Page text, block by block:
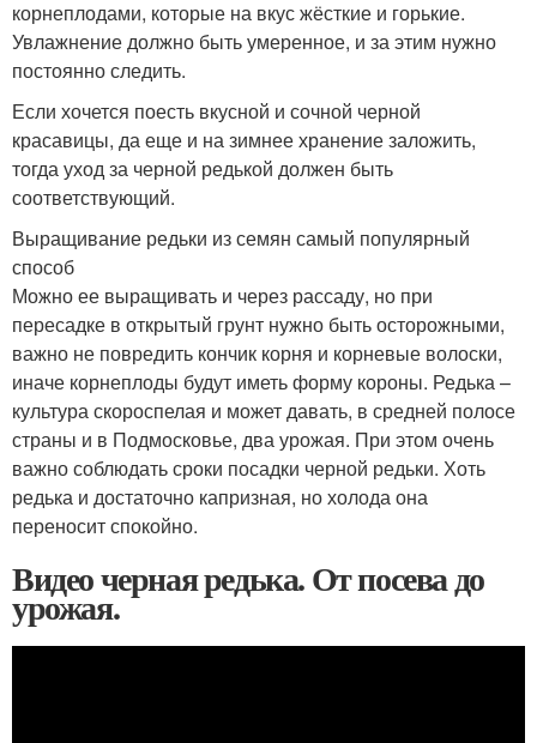
корнеплодами, которые на вкус жёсткие и горькие.
Увлажнение должно быть умеренное, и за этим нужно
постоянно следить.
Если хочется поесть вкусной и сочной черной
красавицы, да еще и на зимнее хранение заложить,
тогда уход за черной редькой должен быть
соответствующий.
Выращивание редьки из семян самый популярный
способ
Можно ее выращивать и через рассаду, но при
пересадке в открытый грунт нужно быть осторожными,
важно не повредить кончик корня и корневые волоски,
иначе корнеплоды будут иметь форму короны. Редька –
культура скороспелая и может давать, в средней полосе
страны и в Подмосковье, два урожая. При этом очень
важно соблюдать сроки посадки черной редьки. Хоть
редька и достаточно капризная, но холода она
переносит спокойно.
Видео черная редька. От посева до
урожая.